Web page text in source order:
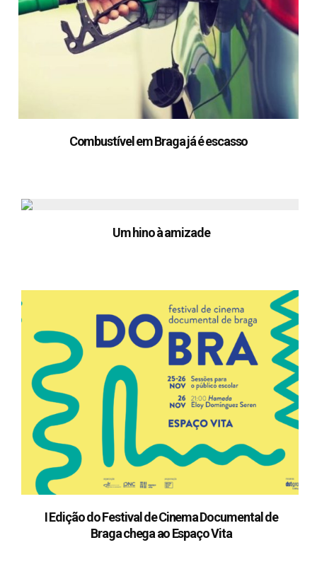
Combustível em Braga já é escasso
Um hino à amizade
I Edição do Festival de Cinema Documental de
Braga chega ao Espaço Vita